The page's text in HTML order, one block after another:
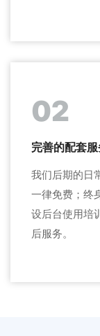
02
完善的配套
我们后期的日
一律免费；终
设后台使用培
后服务。